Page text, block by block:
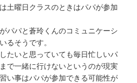
土曜日クラスのときはパパが参加
パパと蒼玲くんのコミュニケーシ
るそうです。
たいと思っていても毎日忙しいパ
で一緒に行けないというのが現実
い事はパパが参加できる可能性が